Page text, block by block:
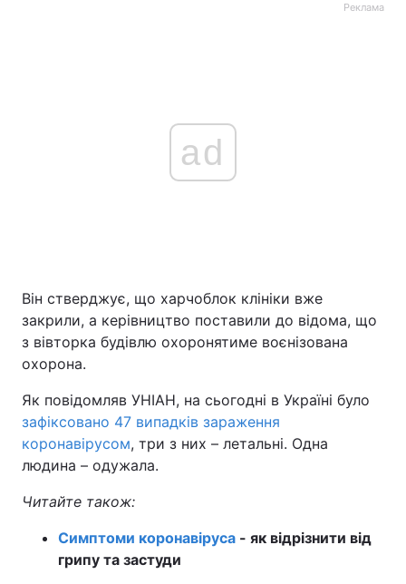
Реклама
ad
Він стверджує, що харчоблок клініки вже
закрили, а керівництво поставили до відома, що
з вівторка будівлю охоронятиме воєнізована
охорона.
Як повідомляв УНІАН, на сьогодні в Україні було
зафіксовано 47 випадків зараження
коронавірусом, три з них – летальні. Одна
людина – одужала.
Читайте також:
Симптоми коронавіруса - як відрізнити від
грипу та застуди